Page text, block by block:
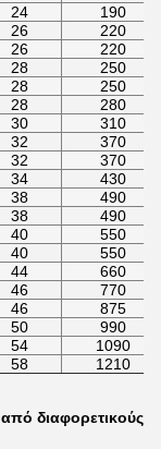
24
190
26
220
26
220
28
250
28
250
28
280
30
310
32
370
32
370
34
430
38
490
38
490
40
550
40
550
44
660
46
770
46
875
50
990
54
1090
58 1210
διαφορετικούς